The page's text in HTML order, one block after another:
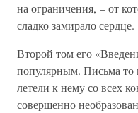
на ограничения, – от
сладко замирало сердце.
Второй том его
популярным. Письма то
летели к нему со всех
совершенно